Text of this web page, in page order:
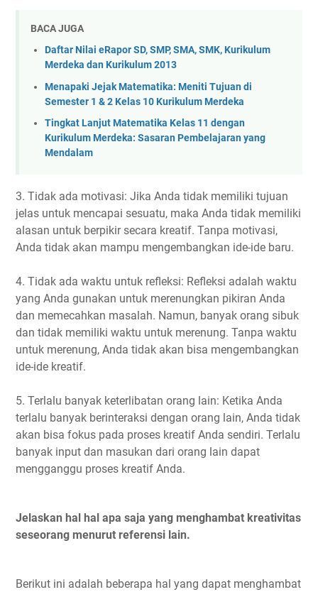
BACA JUGA
Daftar Nilai eRapor SD, SMP, SMA, SMK, Kurikulum
Merdeka dan Kurikulum 2013
Menapaki Jejak Matematika: Meniti Tujuan di
Semester 1 & 2 Kelas 10 Kurikulum Merdeka
Tingkat Lanjut Matematika Kelas 11 dengan
Kurikulum Merdeka: Sasaran Pembelajaran yang
Mendalam
3. Tidak ada motivasi: Jika Anda tidak memiliki tujuan
jelas untuk mencapai sesuatu, maka Anda tidak memiliki
alasan untuk berpikir secara kreatif. Tanpa motivasi,
Anda tidak akan mampu mengembangkan ide-ide baru.
4. Tidak ada waktu untuk refleksi: Refleksi adalah waktu
yang Anda gunakan untuk merenungkan pikiran Anda
dan memecahkan masalah. Namun, banyak orang sibuk
dan tidak memiliki waktu untuk merenung. Tanpa waktu
untuk merenung, Anda tidak akan bisa mengembangkan
ide-ide kreatif.
5. Terlalu banyak keterlibatan orang lain: Ketika Anda
terlalu banyak berinteraksi dengan orang lain, Anda tidak
akan bisa fokus pada proses kreatif Anda sendiri. Terlalu
banyak input dan masukan dari orang lain dapat
mengganggu proses kreatif Anda.
Jelaskan hal hal apa saja yang menghambat kreativitas
seseorang menurut referensi lain.
Berikut ini adalah beberapa hal yang dapat menghambat